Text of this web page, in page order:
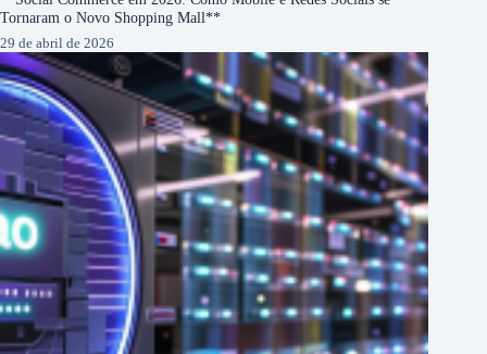
Tornaram o Novo Shopping Mall**
29 de abril de 2026